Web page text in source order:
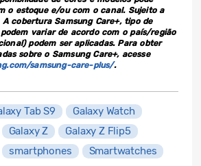
o estoque e/ou com o canal. Sujeito a
cobertura Samsung Care+, tipo de
variar de acordo com o país/região
podem ser aplicadas. Para obter
sobre o Samsung Care+, acesse
samsung-care-plus/.
Tab S9
Galaxy Watch
Galaxy Z
Galaxy Z Flip5
smartphones
Smartwatches